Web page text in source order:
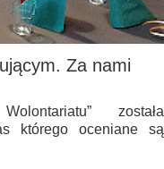
Za nami
została
którego oceniane są